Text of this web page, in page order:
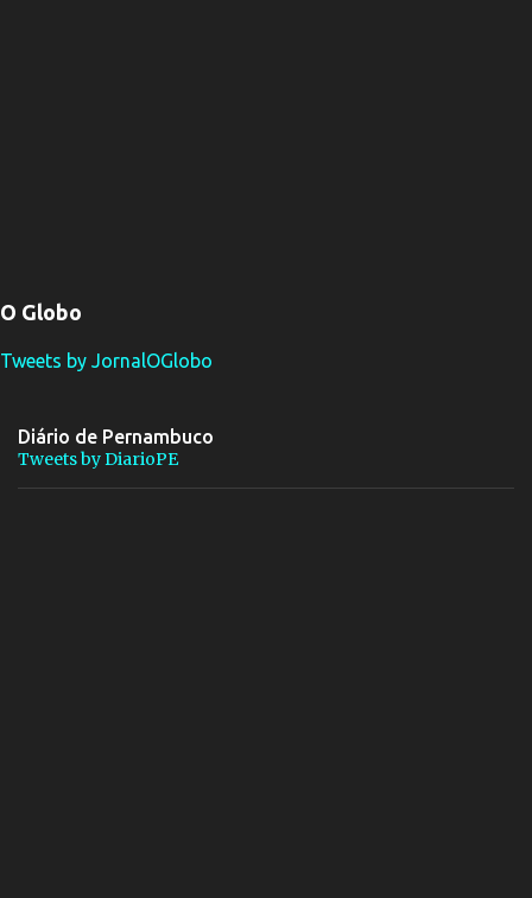
O Globo
Tweets by JornalOGlobo
Diário de Pernambuco
Tweets by DiarioPE